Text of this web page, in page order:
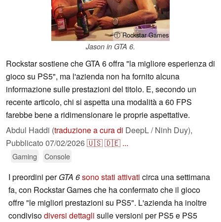
ⓘ Rockstar Games
Jason in GTA 6.
Rockstar sostiene che GTA 6 offra "la migliore esperienza di
gioco su PS5", ma l'azienda non ha fornito alcuna
informazione sulle prestazioni del titolo. E, secondo un
recente articolo, chi si aspetta una modalità a 60 FPS
farebbe bene a ridimensionare le proprie aspettative.
Abdul Haddi (traduzione a cura di DeepL / Ninh Duy),
Pubblicato 07/02/2026🇺🇸🇩🇪 ...
Gaming Console
I preordini perGTA 6sono stati attivati circa una settimana
fa, con Rockstar Games che ha confermato che il gioco
offre "le migliori prestazioni su PS5". L'azienda ha inoltre
condivisodiversi dettagli sulle versioni per PS5 e PS5